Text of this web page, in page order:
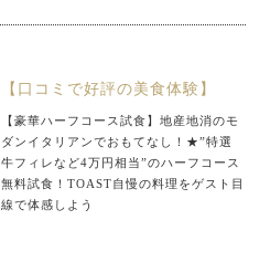
【口コミで好評の美食体験】
【豪華ハーフコース試食】地産地消のモ
ダンイタリアンでおもてなし！★”特選
牛フィレなど4万円相当”のハーフコース
無料試食！TOAST自慢の料理をゲスト目
線で体感しよう